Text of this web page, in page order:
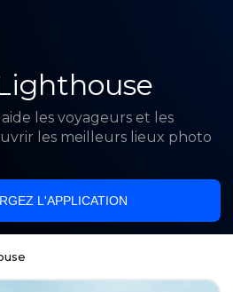
les voyageurs et les
les meilleurs lieux photo
L'APPLICATION